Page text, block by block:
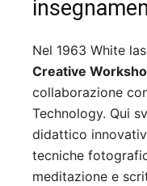
Nel 1963 White
Creative
collaborazione
Technology. Qui
didattico
tecniche
meditazione e